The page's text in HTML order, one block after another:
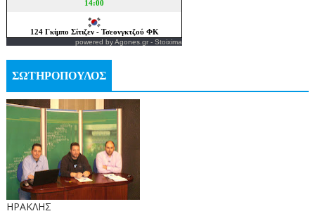
powered byAgones.gr- Stoixima
ΣΩΤΗΡΟΠΟΥΛΟΣ
ΗΡΑΚΛΗΣ